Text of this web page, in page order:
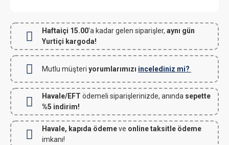
Haftaiçi 15.00'a kadar gelen siparişler, aynı gün
Yurtiçi kargoda!
Mutlu müşteri yorumlarımızı incelediniz mi?
Havale/EFT ödemeli siparişlerinizde, anında sepette
%5 indirim!
Havale, kapıda ödemeve online taksitle ödeme
imkanı!